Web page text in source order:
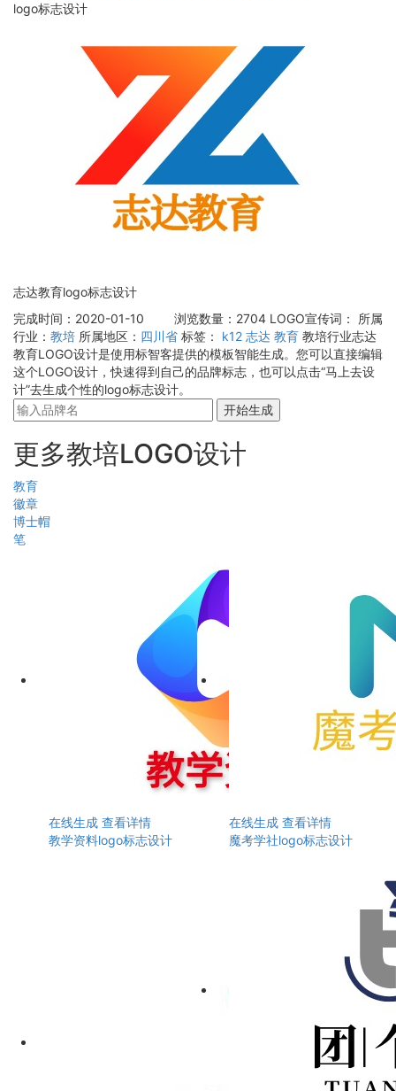
logo标志设计
志达教育logo标志设计
完成时间：2020-01-10
浏览数量：2704 LOGO宣传词：
所属
行业： 教培 所属地区： 四川省 标签： k12 志达 教育 教培行业志达
教育LOGO设计是使用标智客提供的模板智能生成。您可以直接编辑
这个LOGO设计，快速得到自己的品牌标志，也可以点击“马上去设
计”去生成个性的logo标志设计。
开始生成
更多教培LOGO设计
教育
徽章
博士帽
笔
在线生成 查看详情
教学资料logo标志设计
在线生成 查看详情
魔考学社logo标志设计